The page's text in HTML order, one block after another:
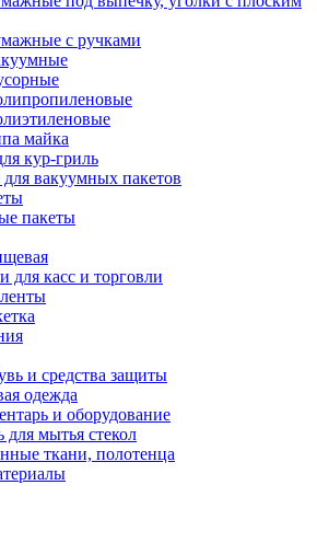
с ручками
майка
кур-гриль
вакуумных пакетов
пакеты
для касс и торговли
и средства защиты
одежда
и оборудование
для мытья стекол
ткани, полотенца